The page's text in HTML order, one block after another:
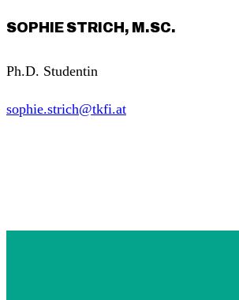
SOPHIE STRICH, M.SC.
Ph.D. Studentin
sophie.strich@tkfi.at